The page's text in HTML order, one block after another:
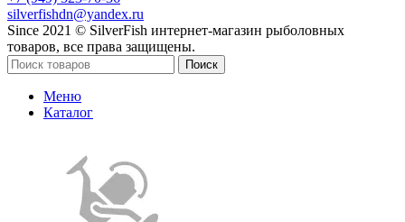
silverfishdn@yandex.ru
Since 2021 © SilverFish интернет-магазин рыболовных
товаров, все права защищены.
Поиск
Меню
Каталог